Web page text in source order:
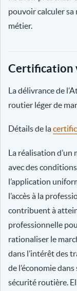
pouvoir calculer
métier.
Certification
La délivrance de
routier léger de
Détails de la
La réalisation
avec des
l’application
l’accès à la
contribuent à
professionnelle
rationaliser le
dans l’intérêt des
de l’économie
sécurité routière.